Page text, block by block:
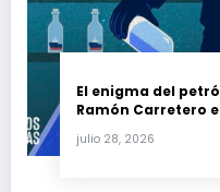
El enigma del
Ramón Carretero
julio 28, 2026